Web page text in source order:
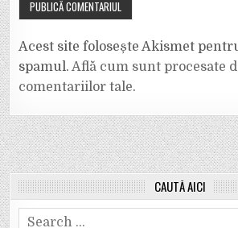
Acest site folosește Akismet
spamul.Află cum sunt procesate
comentariilor tale.
CAUTĂ AICI
Search